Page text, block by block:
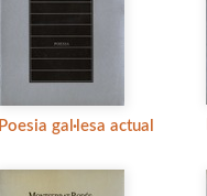
Poesia gal·lesa actual